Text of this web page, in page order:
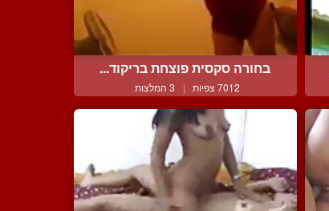
בחורה סקסית פוצחת בריקוד...
7012 צפיות | 3 המלצות